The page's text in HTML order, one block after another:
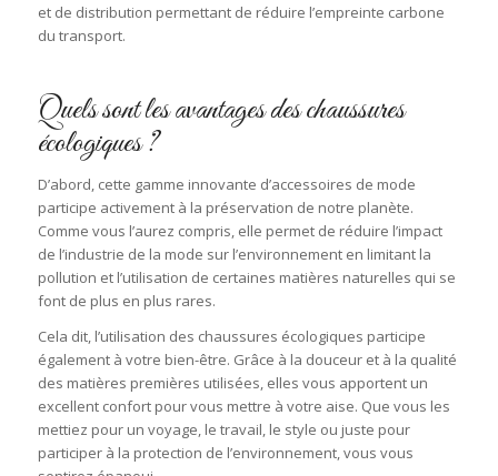
et de distribution permettant de réduire l’empreinte carbone
du transport.
Quels sont les avantages des chaussures
écologiques ?
D’abord, cette gamme innovante d’accessoires de mode
participe activement à la préservation de notre planète.
Comme vous l’aurez compris, elle permet de réduire l’impact
de l’industrie de la mode sur l’environnement en limitant la
pollution et l’utilisation de certaines matières naturelles qui se
font de plus en plus rares.
Cela dit, l’utilisation des chaussures écologiques participe
également à votre bien-être. Grâce à la douceur et à la qualité
des matières premières utilisées, elles vous apportent un
excellent confort pour vous mettre à votre aise. Que vous les
mettiez pour un voyage, le travail, le style ou juste pour
participer à la protection de l’environnement, vous vous